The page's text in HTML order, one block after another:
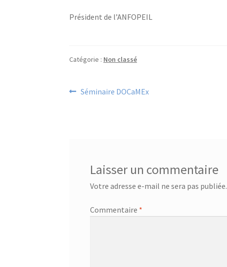
Président de l’ANFOPEIL
Catégorie : Non classé
Navigation
Article
Séminaire DOCaMEx
Laisser un commentaire
Votre adresse e-mail ne sera pas publiée.
Commentaire *